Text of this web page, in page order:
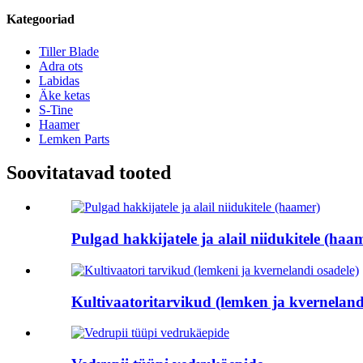
Kategooriad
Tiller Blade
Adra ots
Labidas
Äke ketas
S-Tine
Haamer
Lemken Parts
Soovitatavad tooted
Pulgad hakkijatele ja alail niidukitele
Kultivaatoritarvikud (lemken ja